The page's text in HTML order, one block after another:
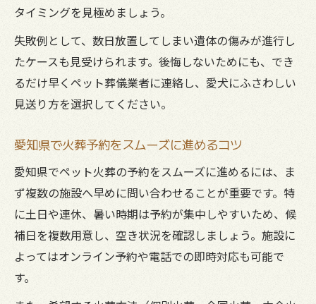
タイミングを見極めましょう。
失敗例として、数日放置してしまい遺体の傷みが進行し
たケースも見受けられます。後悔しないためにも、でき
るだけ早くペット葬儀業者に連絡し、愛犬にふさわしい
見送り方を選択してください。
愛知県で火葬予約をスムーズに進めるコツ
愛知県でペット火葬の予約をスムーズに進めるには、ま
ず複数の施設へ早めに問い合わせることが重要です。特
に土日や連休、暑い時期は予約が集中しやすいため、候
補日を複数用意し、空き状況を確認しましょう。施設に
よってはオンライン予約や電話での即時対応も可能で
す。